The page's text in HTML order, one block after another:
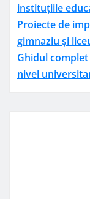
instituțiile
Proiecte de
gimnaziu și
Ghidul
nivel